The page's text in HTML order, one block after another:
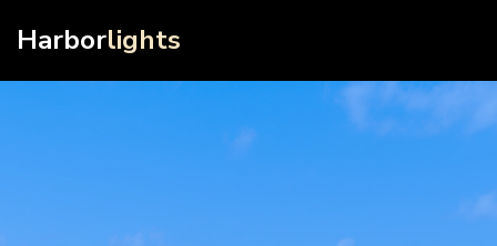
Harborlights